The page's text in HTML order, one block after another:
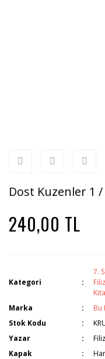
Dost Kuzenler 1 /
240,00 TL
Kategori
7.
Marka
Bu
Stok Kodu
Yazar
Kapak